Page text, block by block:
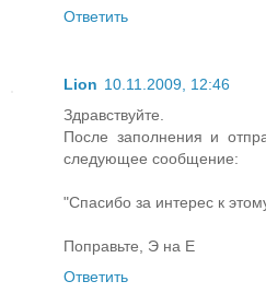
Ответить
Lion 10.11.2009, 12:46
Здравствуйте.
После заполнения и
следующее сообщение:
"Спасибо за интерес к
Поправьте, Э на Е
Ответить